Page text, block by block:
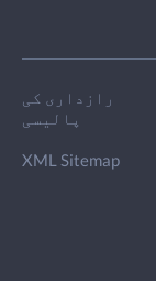
رازداری کی
پالیسی
XML Sitemap